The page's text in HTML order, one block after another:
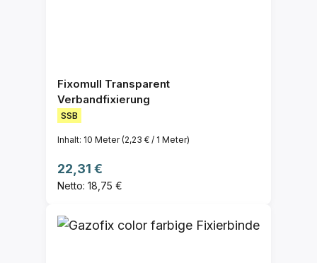
Fixomull Transparent
Verbandfixierung
SSB
Inhalt: 10 Meter(2,23 € / 1 Meter)
Regulärer Preis:
22,31 €
Netto: 18,75 €